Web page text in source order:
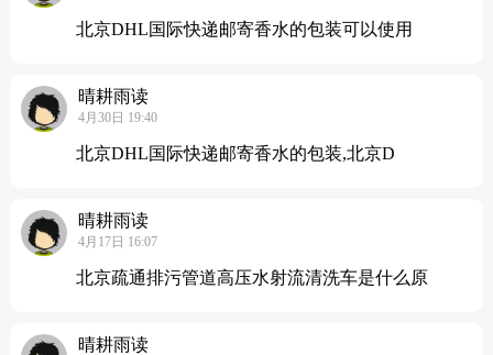
北京DHL国际快递邮寄香水的包装可以使用
晴耕雨读
4月30日 19:40
北京DHL国际快递邮寄香水的包装,北京D
晴耕雨读
4月17日 16:07
北京疏通排污管道高压水射流清洗车是什么原
晴耕雨读